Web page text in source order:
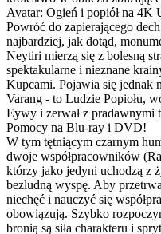
Avatar: Ogień i popiół na
Powróć do zapierającego
najbardziej, jak dotąd,
Neytiri mierzą się z bolesną
spektakularne i nieznane
Kupcami. Pojawia się jednak
Varang - to Ludzie Popiołu,
Eywy i zerwał z pradawnymi
Pomocy na Blu-ray i DVD!
W tym tętniącym czarnym
dwoje współpracowników
którzy jako jedyni uchodzą z
bezludną wyspę. Aby
niechęć i nauczyć się
obowiązują. Szybko
bronią są siła charakteru i